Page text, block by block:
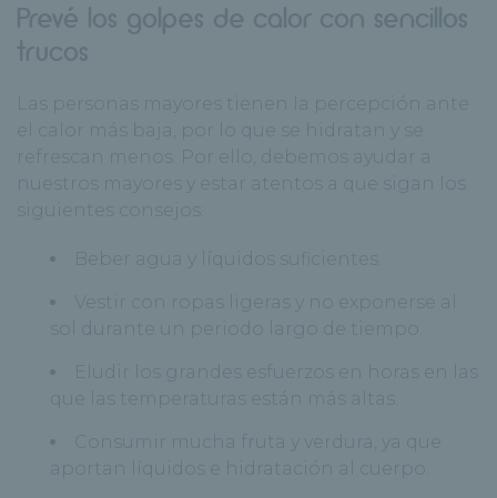
Prevé los golpes de calor con sencillos
trucos
Las personas mayores tienen la percepción ante
el calor más baja, por lo que se hidratan y se
refrescan menos. Por ello, debemos ayudar a
nuestros mayores y estar atentos a que sigan los
siguientes consejos:
Beber agua y líquidos suficientes.
Vestir con ropas ligeras y no exponerse al
sol durante un periodo largo de tiempo.
Eludir los grandes esfuerzos en horas en las
que las temperaturas están más altas.
Consumir mucha fruta y verdura, ya que
aportan líquidos e hidratación al cuerpo.